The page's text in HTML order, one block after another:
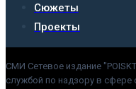
Сюжеты
Проекты
СМИ Сетевое издание
службой по надзору в сфере